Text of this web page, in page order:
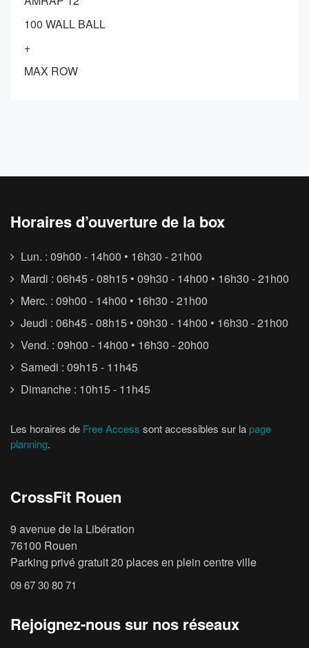
100 WALL BALL
+
MAX ROW
Horaires d’ouverture de la box
Lun. : 09h00 - 14h00 • 16h30 - 21h00
Mardi : 06h45 - 08h15 • 09h30 - 14h00 • 16h30 - 21h00
Merc. : 09h00 - 14h00 • 16h30 - 21h00
Jeudi : 06h45 - 08h15 • 09h30 - 14h00 • 16h30 - 21h00
Vend. : 09h00 - 14h00 • 16h30 - 20h00
Samedi : 09h15 - 11h45
Dimanche : 10h15 - 11h45
Les horaires de Free Access sont accessibles sur la page
planning.
CrossFit Rouen
9 avenue de la Libération
76100 Rouen
Parking privé gratuit 20 places en plein centre ville
09 67 30 80 71
Rejoignez-nous sur nos réseaux